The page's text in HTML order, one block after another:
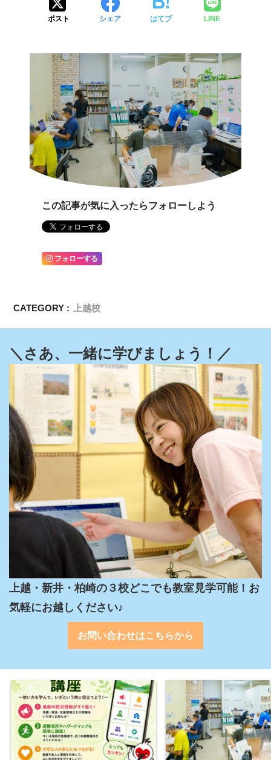
ポスト シェア はてブ LINE
この記事が気に入ったらフォローしよう
フォローする
CATEGORY : 上越校
＼さあ、一緒に学びましょう！／
上越・新井・柏崎の３校どこでも教室見学可能！お
気軽にお越しください♪
お問い合わせはこちらから